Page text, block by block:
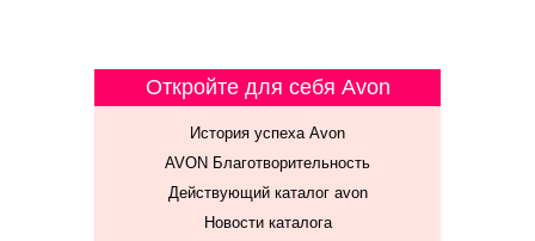
Откройте для себя Avon
История успеха Avon
AVON Благотворительность
Действующий каталог avon
Новости каталога